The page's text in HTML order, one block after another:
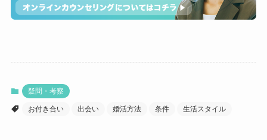
疑問・考察
お付き合い 出会い 婚活方法 条件 生活スタイル